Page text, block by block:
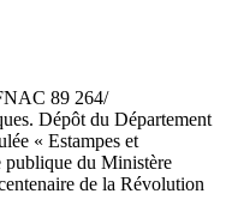
89 264/
Dépôt du Département
« Estampes et
publique du Ministère
de la Révolution